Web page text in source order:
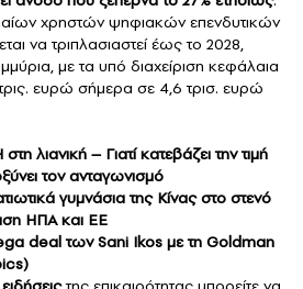
χρηστών ψηφιακών επενδυτικών
να τριπλασιαστεί έως το 2028,
με τα υπό διαχείριση κεφάλαια
ευρώ σήμερα σε 4,6 τρισ. ευρώ
λιανική – Γιατί κατεβάζει την τιμή
τον ανταγωνισμό
γυμνάσια της Κίνας στο στενό
ΗΠΑ και ΕΕ
deal των Sani Ikos με τη Goldman